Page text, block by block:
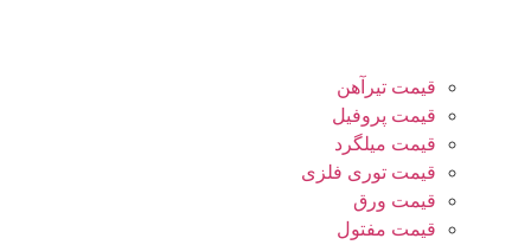
قیمت تیرآهن
قیمت پروفیل
قیمت میلگرد
قیمت توری فلزی
قیمت ورق
قیمت مفتول